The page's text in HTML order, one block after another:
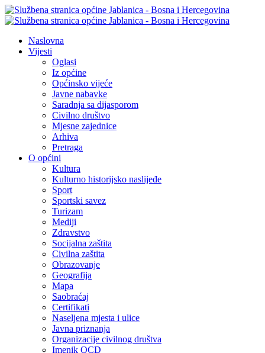
Naslovna
Vijesti
Oglasi
Iz općine
Općinsko vijeće
Javne nabavke
Saradnja sa dijasporom
Civilno društvo
Mjesne zajednice
Arhiva
Pretraga
O općini
Kultura
Kulturno historijsko naslijeđe
Sport
Sportski savez
Turizam
Mediji
Zdravstvo
Socijalna zaštita
Civilna zaštita
Obrazovanje
Geografija
Mapa
Saobraćaj
Certifikati
Naseljena mjesta i ulice
Javna priznanja
Organizacije civilnog društva
Imenik OCD